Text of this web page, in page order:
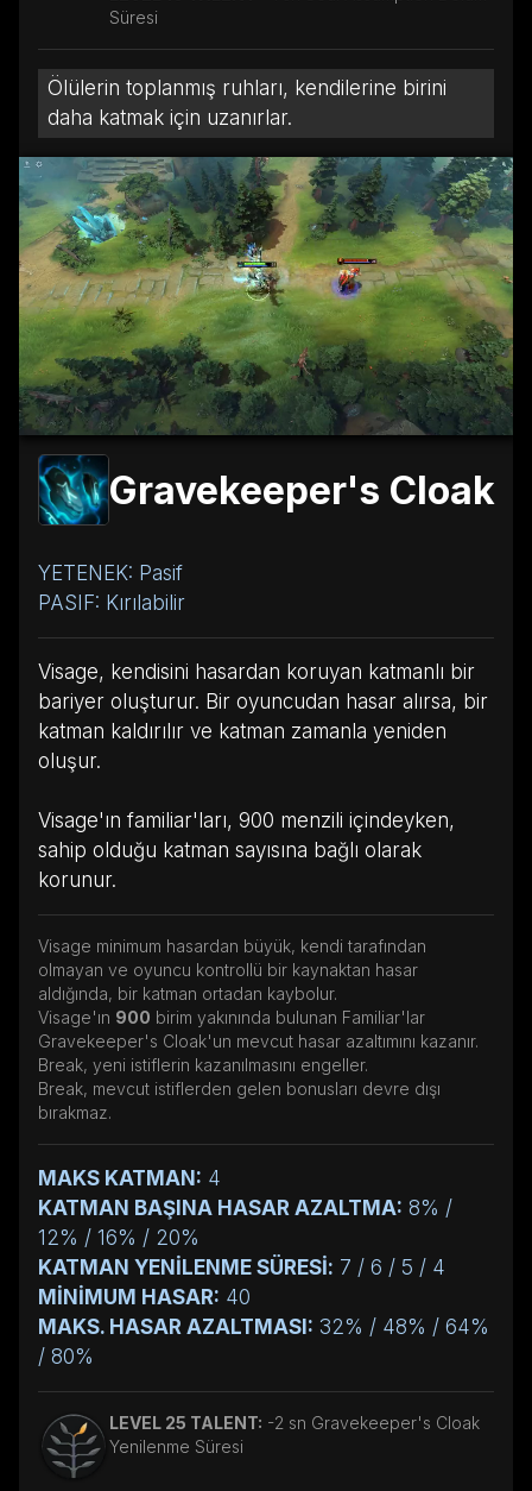
Süresi
Ölülerin toplanmış ruhları, kendilerine birini
daha katmak için uzanırlar.
Gravekeeper's Cloak
YETENEK: Pasif
PASIF: Kırılabilir
Visage, kendisini hasardan koruyan katmanlı bir
bariyer oluşturur. Bir oyuncudan hasar alırsa, bir
katman kaldırılır ve katman zamanla yeniden
oluşur.
Visage'ın familiar'ları, 900 menzili içindeyken,
sahip olduğu katman sayısına bağlı olarak
korunur.
Visage minimum hasardan büyük, kendi tarafından
olmayan ve oyuncu kontrollü bir kaynaktan hasar
aldığında, bir katman ortadan kaybolur.
Visage'ın 900 birim yakınında bulunan Familiar'lar
Gravekeeper's Cloak'un mevcut hasar azaltımını kazanır.
Break, yeni istiflerin kazanılmasını engeller.
Break, mevcut istiflerden gelen bonusları devre dışı
bırakmaz.
MAKS KATMAN: 4
KATMAN BAŞINA HASAR AZALTMA: 8% /
12% / 16% / 20%
KATMAN YENİLENME SÜRESİ: 7 / 6 / 5 / 4
MİNİMUM HASAR: 40
MAKS. HASAR AZALTMASI: 32% / 48% / 64%
/ 80%
LEVEL 25 TALENT: -2 sn Gravekeeper's Cloak
Yenilenme Süresi